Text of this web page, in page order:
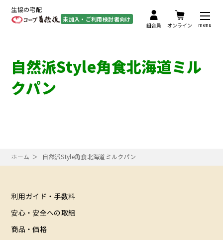
組合員 オンライン menu
生協の宅配
未加入・ご利用検討者向け
自然派Style角食北海道ミル
クパン
ホーム 自然派Style角食北海道ミルクパン
利用ガイド・手数料
安心・安全への取組
商品・価格